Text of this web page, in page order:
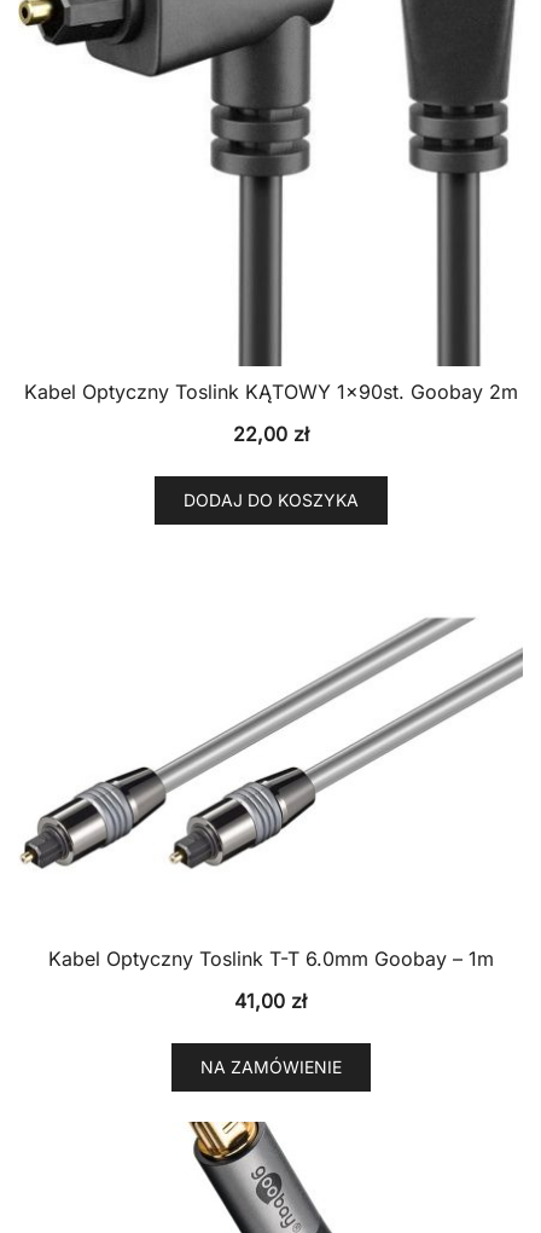
Kabel Optyczny Toslink KĄTOWY 1x90st. Goobay 2m
22,00 zł
DODAJ DO KOSZYKA
Kabel Optyczny Toslink T-T 6.0mm Goobay – 1m
41,00 zł
NA ZAMÓWIENIE